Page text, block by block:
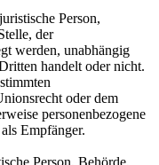
Person,
der
werden, unabhängig
handelt oder nicht.
oder dem
personenbezogene
Empfänger.